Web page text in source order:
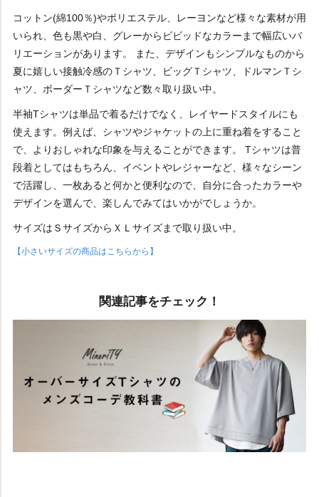
コットン(綿100％)やポリエステル、レーヨンなど様々な素材が用
いられ、色も黒や白、グレーからビビッドなカラーまで幅広いバ
リエーションがあります。 また、デザインもシンプルなものから
夏に嬉しい接触冷感のＴシャツ、ビッグＴシャツ、ドルマンＴシ
ャツ、ボーダーＴシャツなど数々取り扱い中。
半袖Tシャツは単品で着るだけでなく、レイヤードスタイルにも
使えます。例えば、シャツやジャケットの上に重ね着をすること
で、よりおしゃれな印象を与えることができます。 Tシャツは普
段着としてはもちろん、イベントやレジャーなど、様々なシーン
で活躍し、一枚あると何かと便利なので、自分に合ったカラーや
デザインを選んで、楽しんでみてはいかがでしょうか。
サイズはＳサイズからＸＬサイズまで取り扱い中。
【小さいサイズの商品はこちらから】
関連記事をチェック！